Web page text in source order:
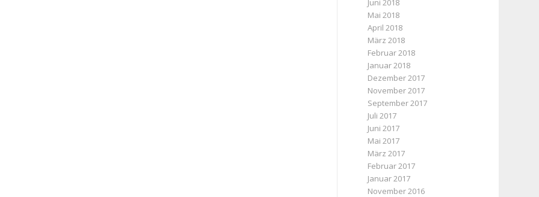
Juni 2018
Mai 2018
April 2018
März 2018
Februar 2018
Januar 2018
Dezember 2017
November 2017
September 2017
Juli 2017
Juni 2017
Mai 2017
März 2017
Februar 2017
Januar 2017
November 2016